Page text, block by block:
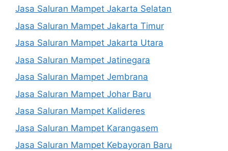
Jasa Saluran Mampet Jakarta Selatan
Jasa Saluran Mampet Jakarta Timur
Jasa Saluran Mampet Jakarta Utara
Jasa Saluran Mampet Jatinegara
Jasa Saluran Mampet Jembrana
Jasa Saluran Mampet Johar Baru
Jasa Saluran Mampet Kalideres
Jasa Saluran Mampet Karangasem
Jasa Saluran Mampet Kebayoran Baru